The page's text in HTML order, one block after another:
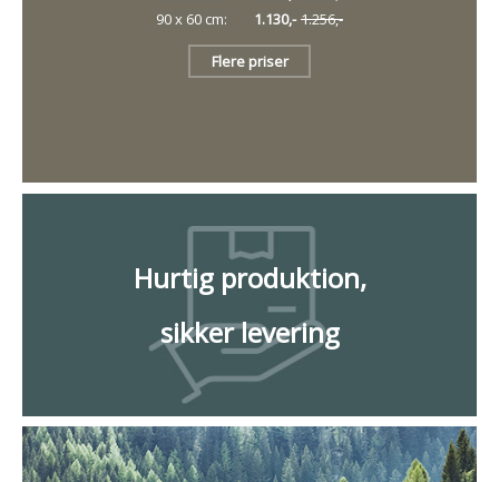
Hurtig produktion,
sikker levering
90 x 60 cm:
1.130,- 1.256,-
Flere priser